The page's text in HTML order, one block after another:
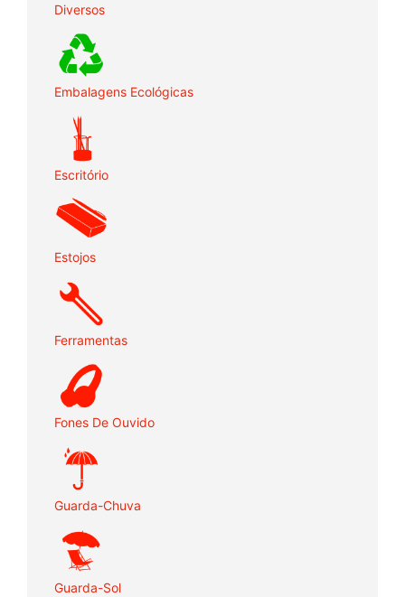
Diversos
Embalagens Ecológicas
Escritório
Estojos
Ferramentas
Fones De Ouvido
Guarda-Chuva
Guarda-Sol